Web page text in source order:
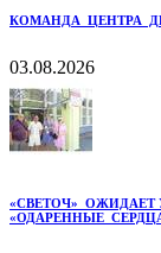
КОМАНДА ЦЕНТРА
03.08.2026
«СВЕТОЧ»
«ОДАРЕННЫЕ